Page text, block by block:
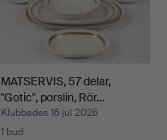
MATSERVIS, 57 delar,
"Gotic", porslin, Rör…
Klubbades 16 jul 2026
1 bud